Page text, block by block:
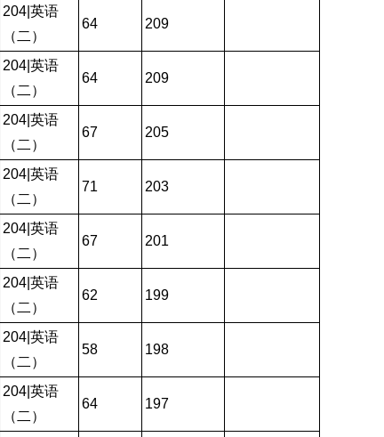
204|英语
（二）
64 209
204|英语
（二）
64 209
204|英语
（二）
67 205
204|英语
（二）
71 203
204|英语
（二）
67 201
204|英语
（二）
62 199
204|英语
（二）
58 198
204|英语
（二）
64 197